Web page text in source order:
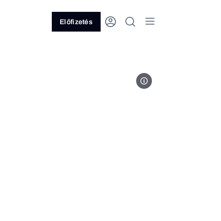
Előfizetés
MTI/EPA/Martin Divisek